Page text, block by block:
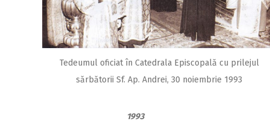
Tedeumul oficiat în Catedrala Episcopală cu prilejul
sărbătorii Sf. Ap. Andrei, 30 noiembrie 1993
1993